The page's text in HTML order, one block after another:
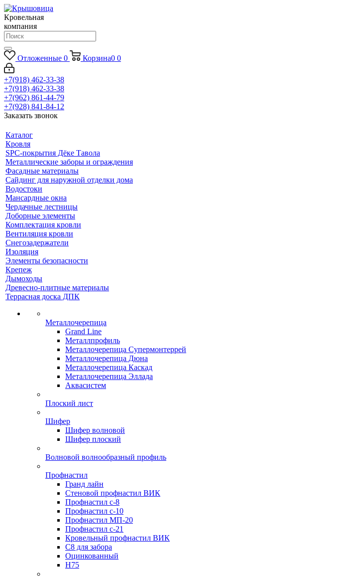
Кровельная
компания
Отложенные 0 Корзина0 0
+7(918) 462-33-38
+7(918) 462-33-38
+7(962) 861-44-79
+7(928) 841-84-12
Заказать звонок
Каталог
Кровля
SPC-покрытия Дёке Тавола
Металлические заборы и ограждения
Фасадные материалы
Сайдинг для наружной отделки дома
Водостоки
Мансардные окна
Чердачные лестницы
Доборные элементы
Комплектация кровли
Вентиляция кровли
Снегозадержатели
Изоляция
Элементы безопасности
Крепеж
Дымоходы
Древесно-плитные материалы
Террасная доска ДПК
Металлочерепица
Grand Line
Металлпрофиль
Металлочерепица Супермонтеррей
Металлочерепица Дюна
Металлочерепица Каскад
Металлочерепица Эллада
Аквасистем
Плоский лист
Шифер
Шифер волновой
Шифер плоский
Волновой волнообразный профиль
Профнастил
Гранд лайн
Стеновой профнастил ВИК
Профнастил с-8
Профнастил с-10
Профнастил МП-20
Профнастил с-21
Кровельный профнастил ВИК
С8 для забора
Оцинкованный
Н75